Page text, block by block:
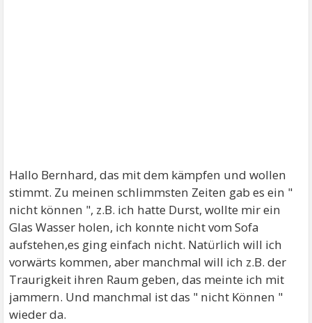
Hallo Bernhard, das mit dem kämpfen und wollen
stimmt. Zu meinen schlimmsten Zeiten gab es ein "
nicht können ", z.B. ich hatte Durst, wollte mir ein
Glas Wasser holen, ich konnte nicht vom Sofa
aufstehen,es ging einfach nicht. Natürlich will ich
vorwärts kommen, aber manchmal will ich z.B. der
Traurigkeit ihren Raum geben, das meinte ich mit
jammern. Und manchmal ist das " nicht Können "
wieder da.